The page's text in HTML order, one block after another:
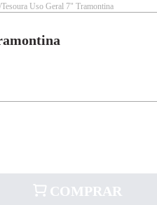
Tesoura Uso Geral 7" Tramontina
COMPRAR